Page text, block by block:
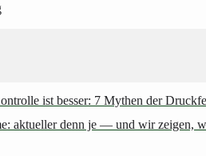
ist besser: 7 Mythen der
aktueller denn je — und wir zeigen,